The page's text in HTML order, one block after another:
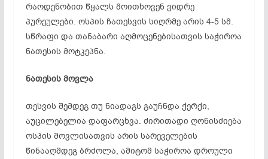
რაოდენობით წყალს მოითხოვენ ვიდრე
პურეულები. ოსპის ჩათესვის სიღრმე არის 4-5 სმ.
სწრაფი და თანაბარი აღმოცენებისათვის საჭიროა
ნათესის მოტკეპნა.
ნათესის მოვლა
თესვის შემდეგ თუ ნიადაგს გაუჩნდა ქერქი,
აუცილებელია დაფარცხვა. ძირითადი ღონისძიება
ოსპის მოვლისათვის არის სარეველების
წინააღმდეგ ბრძოლა, ამიტომ საჭიროა დროული